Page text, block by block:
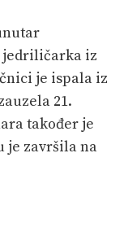
jedriličarka iz
je ispala iz
21.
također je
je završila na